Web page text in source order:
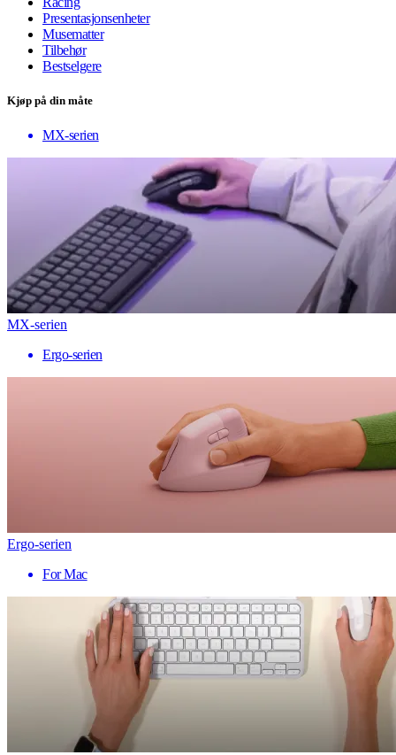
Presentasjonsenheter
Musematter
Tilbehør
Bestselgere
Kjøp på din måte
MX-serien
MX-serien
Ergo-serien
Ergo-serien
For Mac